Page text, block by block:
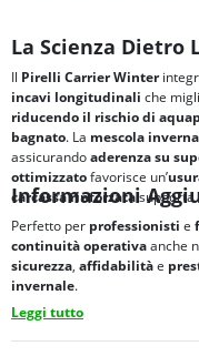
La Scienza Dietro
Il Pirelli Carrier Winter
incavi longitudinali che
riducendo il rischio di
bagnato. La mescola
assicurandoaderenza su
ottimizzatofavorisce un’
carcassa rinforzatasupporta
Informazioni
Perfetto per professionisti e
continuità operativaanche
sicurezza, affidabilitàe
invernale.
Leggi tutto